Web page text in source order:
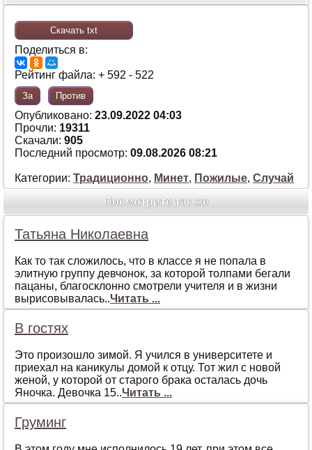
Скачать txt
Поделиться в:
Рейтинг файла: + 592 - 522
За Против
Опубликовано: 23.09.2022 04:03
Прочли: 19311
Скачали: 905
Последний просмотр: 09.08.2026 08:21
Категории: Традиционно, Минет, Пожилые, Случай
Посмотрите так же
Татьяна Николаевна
Как то так сложилось, что в классе я не попала в
элитную группу девчонок, за которой толпами бегали
пацаны, благосклонно смотрели учителя и в жизни
вырисовывалась..Читать ...
В гостях
Это произошло зимой. Я учился в университете и
приехал на каникулы домой к отцу. Тот жил с новой
женой, у которой от старого брака осталась дочь
Яночка. Девочка 15..Читать ...
Груминг